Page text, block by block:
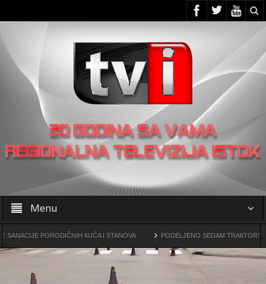
Menu
PORODIČNIH КUĆA I STANOVA PODELJENO SEDAM TRAКTORSКIH
OO SNS -a u Žagubici organizovao skup u Laznici